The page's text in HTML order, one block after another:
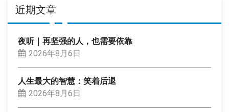
近期文章
夜听｜再坚强的人，也需要依靠
2026年8月6日
人生最大的智慧：笑着后退
2026年8月6日